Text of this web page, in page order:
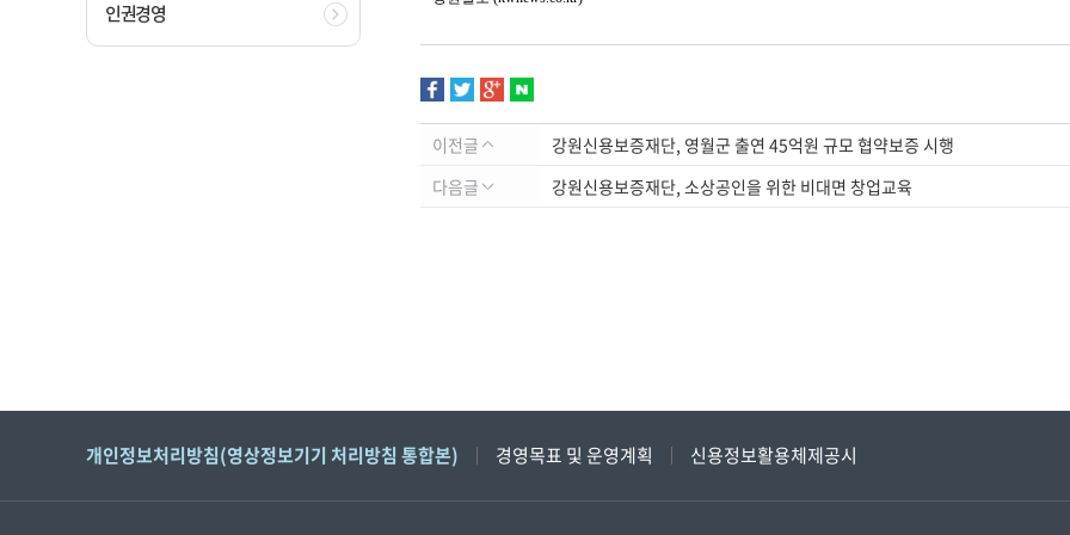
인권경영
이전글
강원신용보증재단, 영월군 출연 45억원 규모 협약보증 시행
다음글
강원신용보증재단, 소상공인을 위한 비대면 창업교육
개인정보처리방침(영상정보기기 처리방침 통합본) 경영목표 및 운영계획 신용정보활용체제공시